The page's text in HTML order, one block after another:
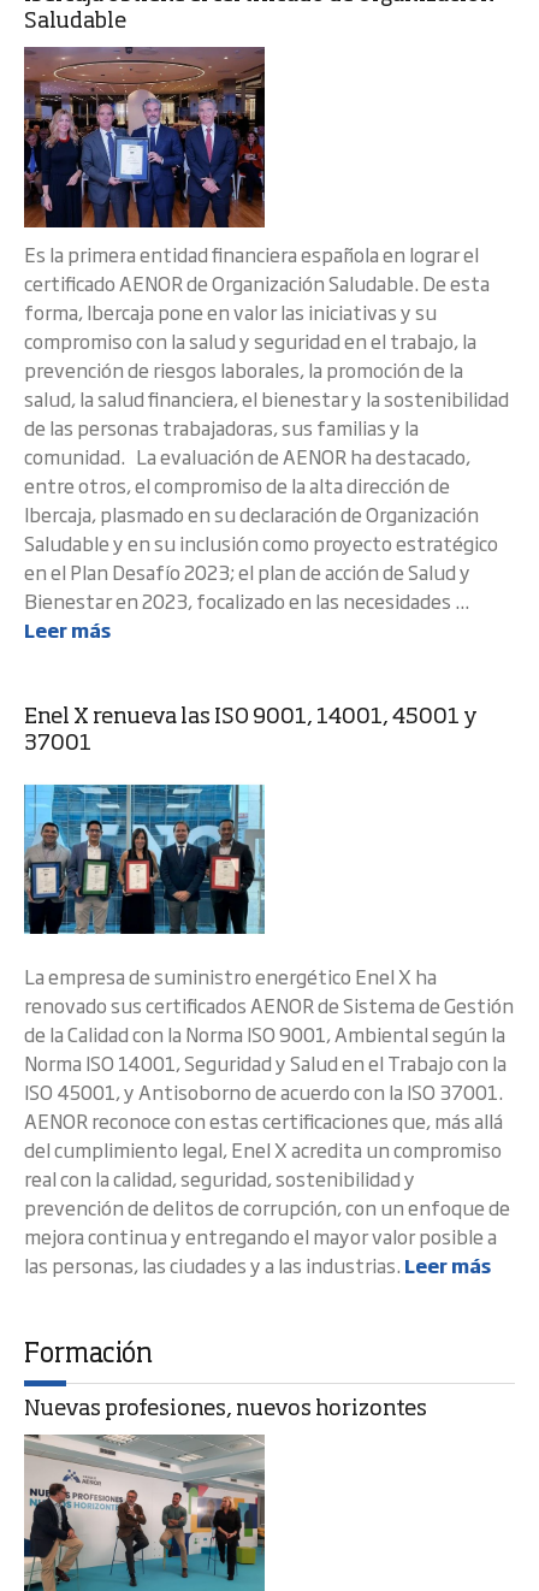
Saludable
Es la primera entidad financiera española en lograr el
certificado AENOR de Organización Saludable. De esta
forma, Ibercaja pone en valor las iniciativas y su
compromiso con la salud y seguridad en el trabajo, la
prevención de riesgos laborales, la promoción de la
salud, la salud financiera, el bienestar y la sostenibilidad
de las personas trabajadoras, sus familias y la
comunidad. La evaluación de AENOR ha destacado,
entre otros, el compromiso de la alta dirección de
Ibercaja, plasmado en su declaración de Organización
Saludable y en su inclusión como proyecto estratégico
en el Plan Desafío 2023; el plan de acción de Salud y
Bienestar en 2023, focalizado en las necesidades ...
Leer más
Enel X renueva las ISO 9001, 14001, 45001 y
37001
La empresa de suministro energético Enel X ha
renovado sus certificados AENOR de Sistema de Gestión
de la Calidad con la Norma ISO 9001, Ambiental según la
Norma ISO 14001, Seguridad y Salud en el Trabajo con la
ISO 45001, y Antisoborno de acuerdo con la ISO 37001.
AENOR reconoce con estas certificaciones que, más allá
del cumplimiento legal, Enel X acredita un compromiso
real con la calidad, seguridad, sostenibilidad y
prevención de delitos de corrupción, con un enfoque de
mejora continua y entregando el mayor valor posible a
las personas, las ciudades y a las industrias. Leer más
Formación
Nuevas profesiones, nuevos horizontes